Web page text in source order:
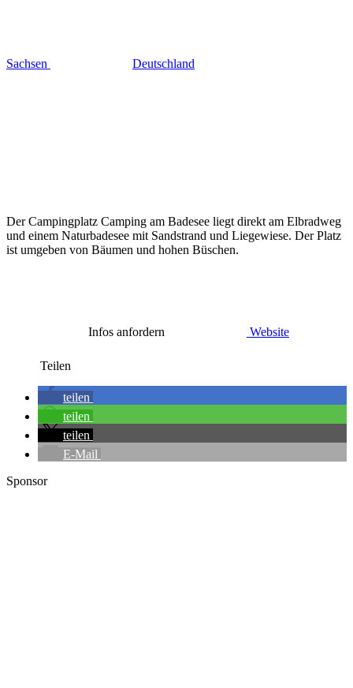
Sachsen Deutschland
Der Campingplatz Camping am Badesee liegt direkt am Elbradweg
und einem Naturbadesee mit Sandstrand und Liegewiese. Der Platz
ist umgeben von Bäumen und hohen Büschen.
Infos anfordern Website
Teilen
teilen
teilen
teilen
E-Mail
Sponsor